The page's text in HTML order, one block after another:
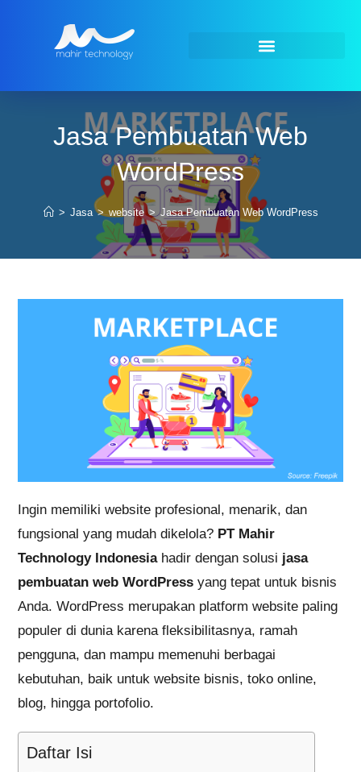
Jasa Pembuatan Web
WordPress
> Jasa > website > Jasa Pembuatan Web WordPress
Ingin memiliki website profesional, menarik, dan
fungsional yang mudah dikelola? PT Mahir
Technology Indonesiahadir dengan solusi jasa
pembuatan web WordPress yang tepat untuk bisnis
Anda. WordPress merupakan platform website paling
populer di dunia karena fleksibilitasnya, ramah
pengguna, dan mampu memenuhi berbagai
kebutuhan, baik untuk website bisnis, toko online,
blog, hingga portofolio.
Daftar Isi